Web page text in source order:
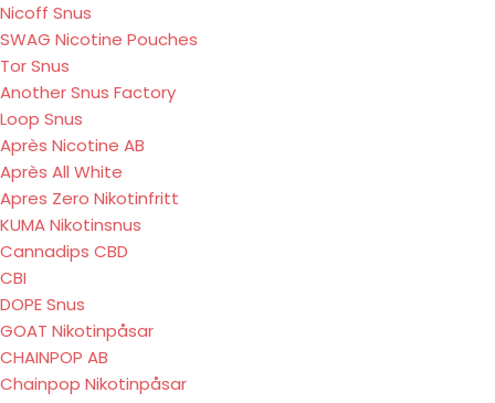
Nicoff Snus
SWAG Nicotine Pouches
Tor Snus
Another Snus Factory
Loop Snus
Après Nicotine AB
Après All White
Apres Zero Nikotinfritt
KUMA Nikotinsnus
Cannadips CBD
CBI
DOPE Snus
GOAT Nikotinpåsar
CHAINPOP AB
Chainpop Nikotinpåsar